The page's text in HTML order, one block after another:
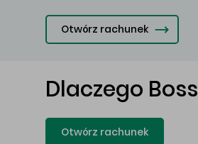
Otwórz rachunek
Dlaczego
Otwórz rachunek